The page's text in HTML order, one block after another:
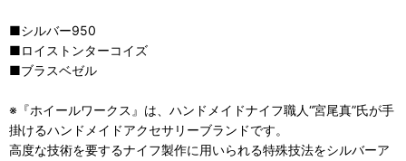
■シルバー950
■ロイストンターコイズ
■ブラスベゼル
※『ホイールワークス』は、ハンドメイドナイフ職人“宮尾真”氏が手
掛けるハンドメイドアクセサリーブランドです。
高度な技術を要するナイフ製作に用いられる特殊技法をシルバーア